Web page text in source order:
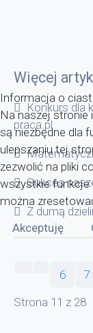
Więcej
Konkurs dla
praca.pl
Sukces
Z dumą
6 7
Strona 11 z 28
Informacja o
Na naszej
są niezbędne dla
ulepszaniu tej
zezwolić na pliki
wszystkie funkcje
można
Akceptuję